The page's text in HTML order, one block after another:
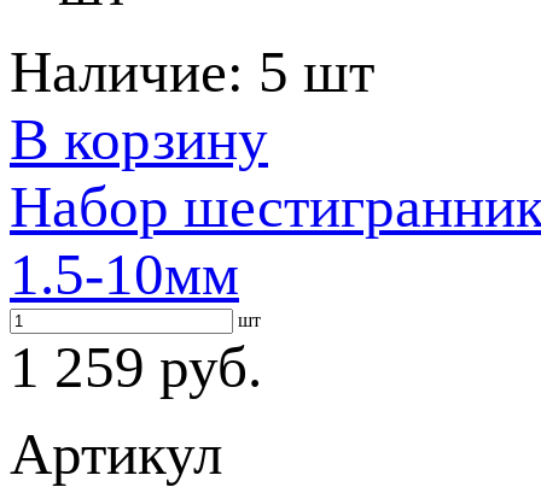
Наличие: 5 шт
В корзину
Набор
1.5-10мм
шт
1 259 руб.
Артикул